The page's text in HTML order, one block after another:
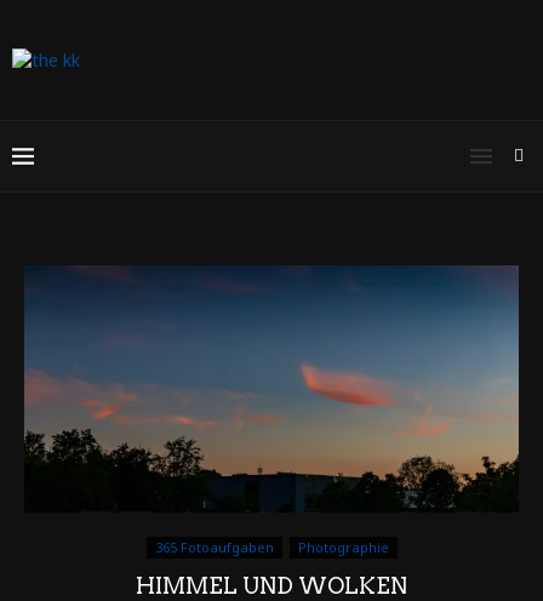
365 Fotoaufgaben Photographie
HIMMEL UND WOLKEN